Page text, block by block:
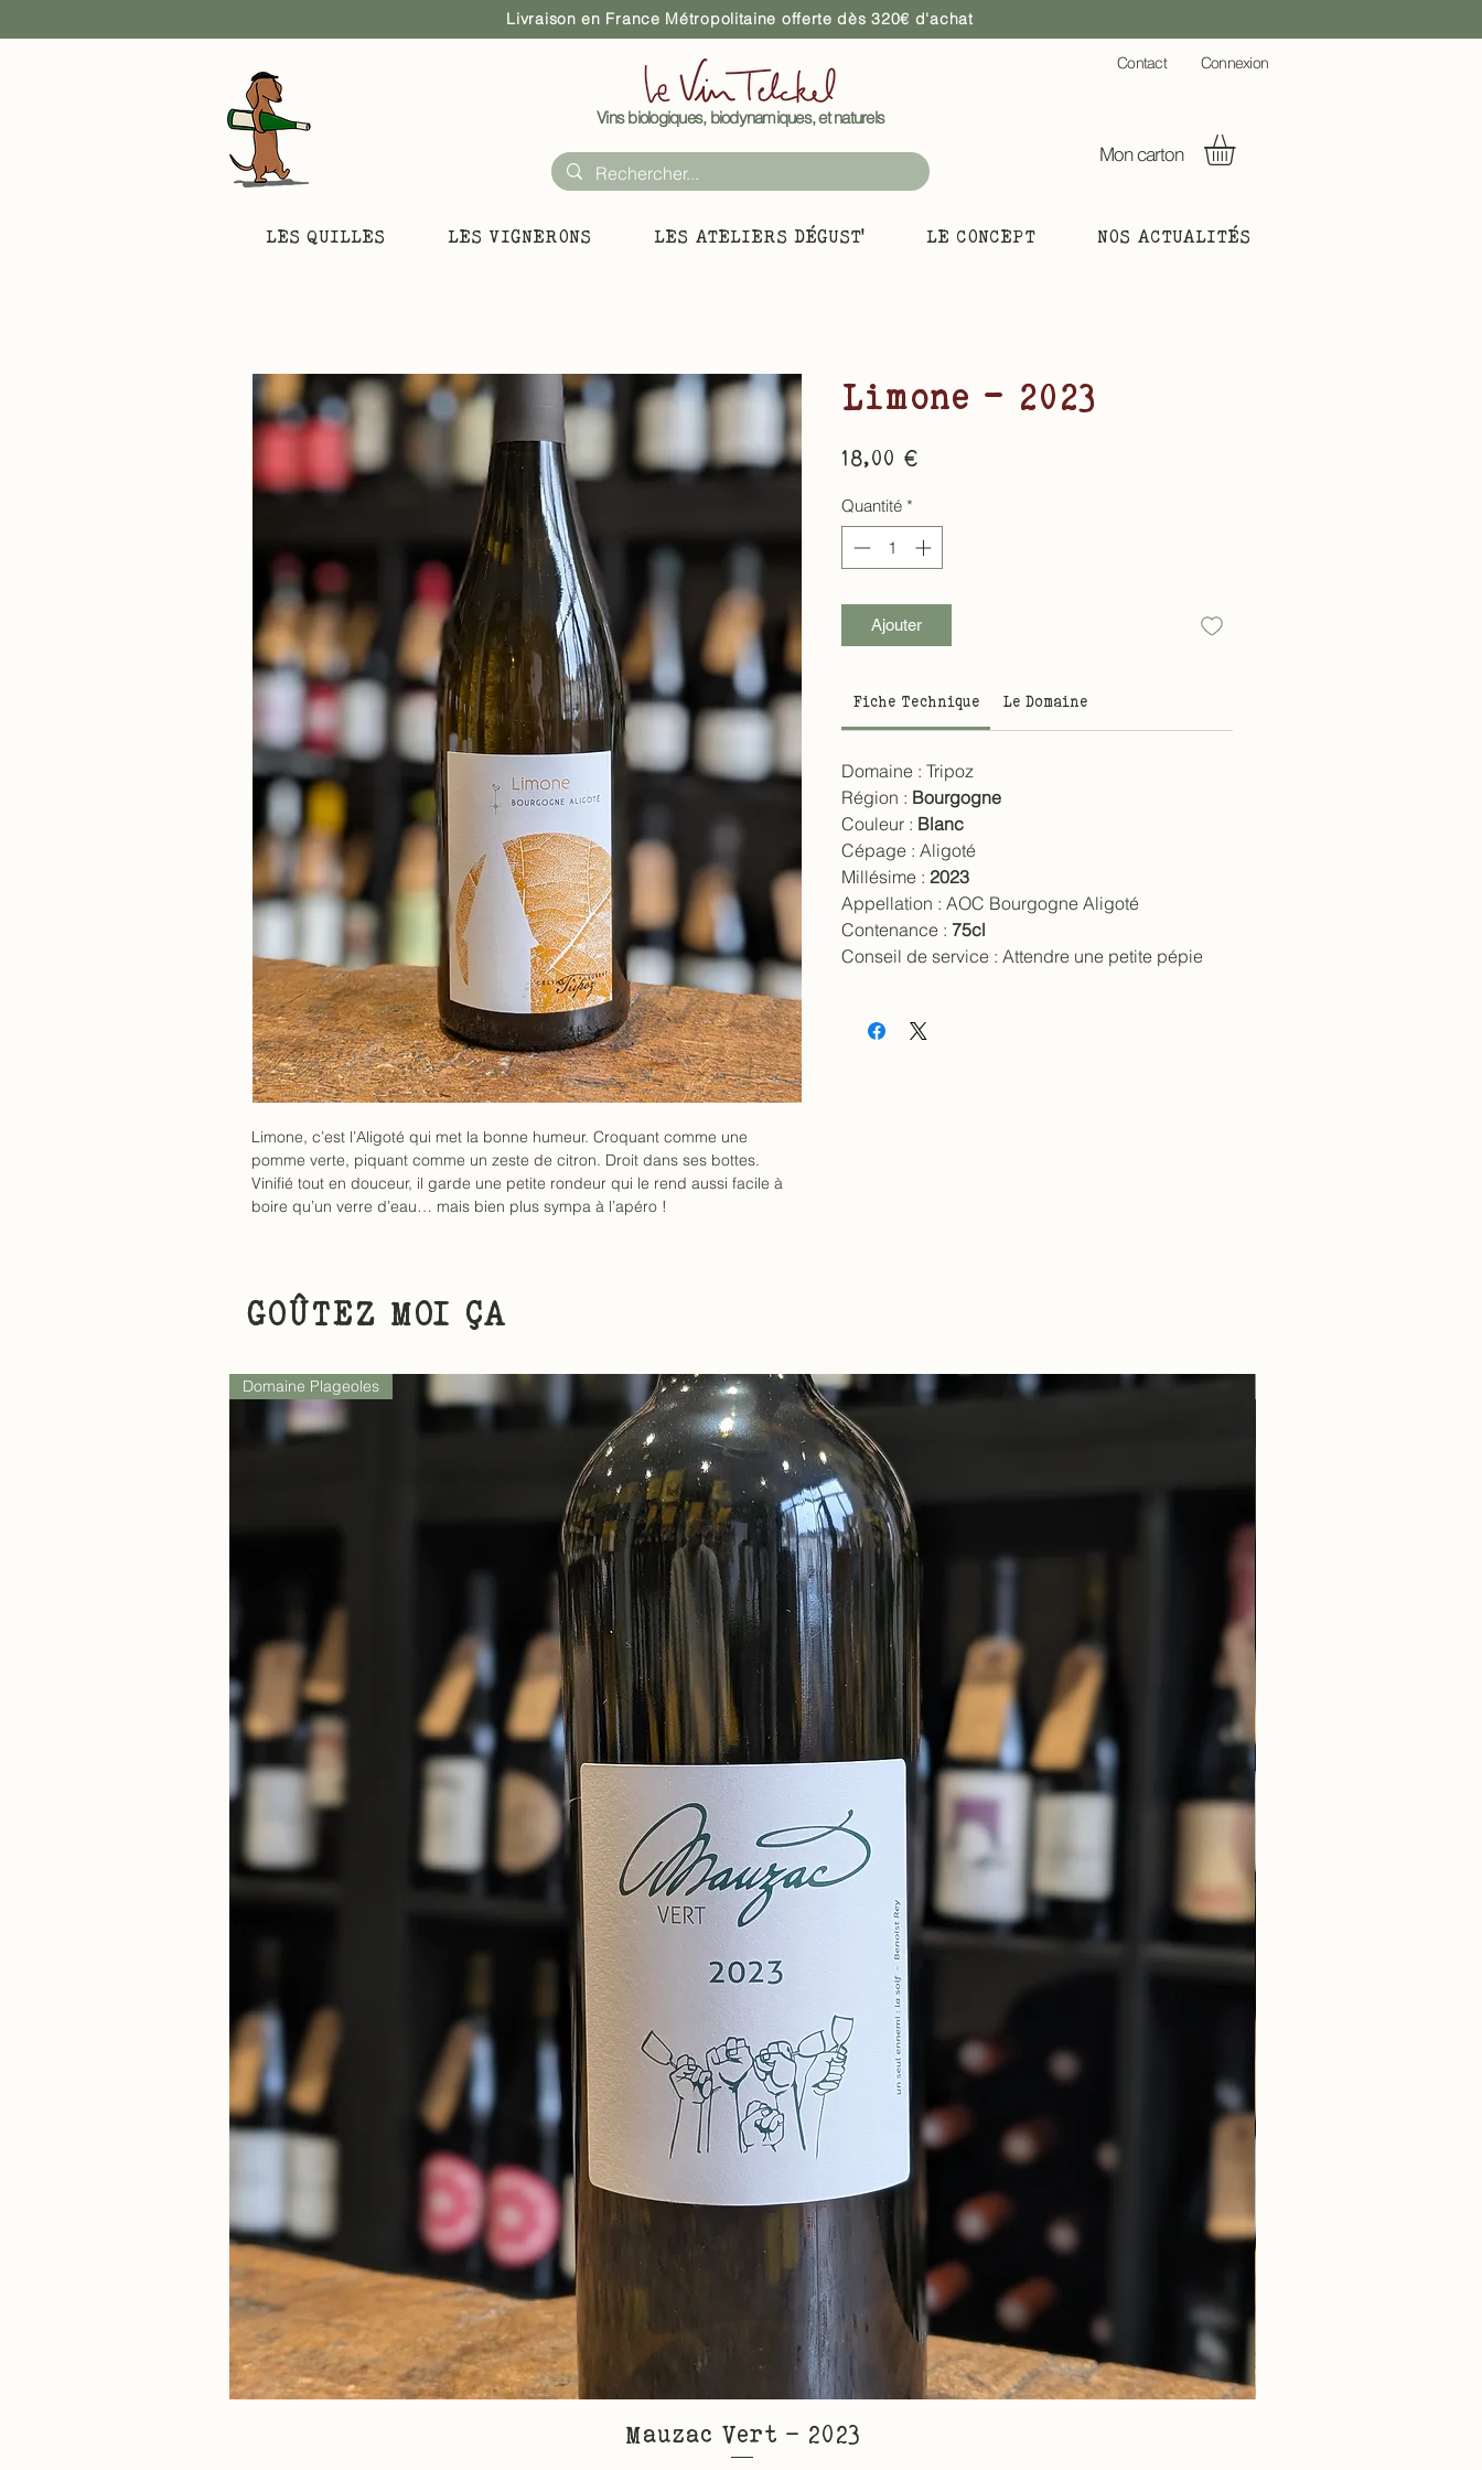
Livraison en France Métropolitaine offerte dès 320€ d'achat
Vins biologiques, biodynamiques, et naturels
Contact Connexion
Mon carton
LES QUILLES LES VIGNERONS LES ATELIERS DÉGUST' LE CONCEPT NOS ACTUALITÉS
Limone, c’est l’Aligoté qui met la bonne humeur. Croquant comme une
pomme verte, piquant comme un zeste de citron. Droit dans ses bottes.
Vinifié tout en douceur, il garde une petite rondeur qui le rend aussi facile à
boire qu’un verre d’eau… mais bien plus sympa à l’apéro !
Limone - 2023
18,00 €Prix
Quantité *
Ajouter
Fiche Technique Le Domaine
Domaine : Tripoz
Région : Bourgogne
Couleur : Blanc
Cépage : Aligoté
Millésime : 2023
Appellation : AOC Bourgogne Aligoté
Contenance : 75cl
Conseil de service : Attendre une petite pépie
GOÛTEZ MOI ÇA
Domaine Plageoles
Mauzac Vert - 2023